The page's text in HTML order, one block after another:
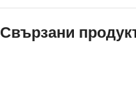
Свързани